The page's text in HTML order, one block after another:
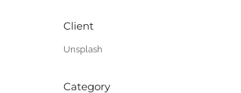
Client
Unsplash
Category